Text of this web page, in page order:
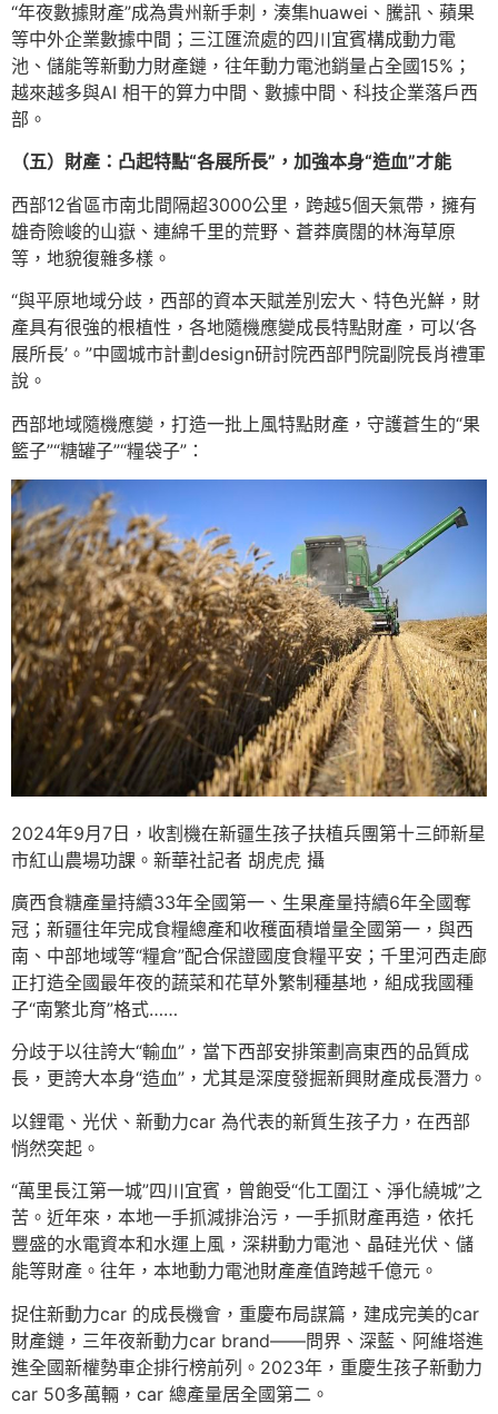
“年夜數據財產”成為貴州新手刺，湊集huawei、騰訊、蘋果
等中外企業數據中間；三江匯流處的四川宜賓構成動力電
池、儲能等新動力財產鏈，往年動力電池銷量占全國15%；
越來越多與AI 相干的算力中間、數據中間、科技企業落戶西
部。
（五）財產：凸起特點“各展所長”，加強本身“造血”才能
西部12省區市南北間隔超3000公里，跨越5個天氣帶，擁有
雄奇險峻的山嶽、連綿千里的荒野、蒼莽廣闊的林海草原
等，地貌復雜多樣。
“與平原地域分歧，西部的資本天賦差別宏大、特色光鮮，財
產具有很強的根植性，各地隨機應變成長特點財產，可以‘各
展所長’。”中國城市計劃design研討院西部門院副院長肖禮軍
說。
西部地域隨機應變，打造一批上風特點財產，守護蒼生的“果
籃子”“糖罐子”“糧袋子”：
2024年9月7日，收割機在新疆生孩子扶植兵團第十三師新星
市紅山農場功課。新華社記者 胡虎虎 攝
廣西食糖產量持續33年全國第一、生果產量持續6年全國奪
冠；新疆往年完成食糧總產和收穫面積增量全國第一，與西
南、中部地域等“糧倉”配合保證國度食糧平安；千里河西走廊
正打造全國最年夜的蔬菜和花草外繁制種基地，組成我國種
子“南繁北育”格式……
分歧于以往誇大“輸血”，當下西部安排策劃高東西的品質成
長，更誇大本身“造血”，尤其是深度發掘新興財產成長潛力。
以鋰電、光伏、新動力car 為代表的新質生孩子力，在西部
悄然突起。
“萬里長江第一城”四川宜賓，曾飽受“化工圍江、淨化繞城”之
苦。近年來，本地一手抓減排治污，一手抓財產再造，依托
豐盛的水電資本和水運上風，深耕動力電池、晶硅光伏、儲
能等財產。往年，本地動力電池財產產值跨越千億元。
捉住新動力car 的成長機會，重慶布局謀篇，建成完美的car
財產鏈，三年夜新動力car brand——問界、深藍、阿維塔進
進全國新權勢車企排行榜前列。2023年，重慶生孩子新動力
car 50多萬輛，car 總產量居全國第二。